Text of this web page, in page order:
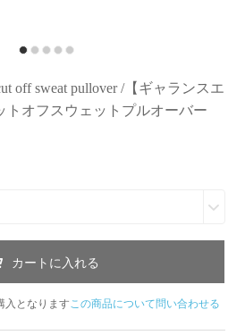
off sweat pullover /【ギャランスエ
トオフスウェットプルオーバー
カートに入れる
入となります この商品について問い合わせる